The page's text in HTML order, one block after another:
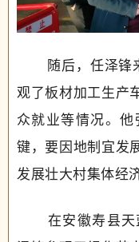
随后，任泽锋来
观了板材加工生产
众就业等情况。
键，要因地制宜发
发展壮大村集体经
在安徽寿县天